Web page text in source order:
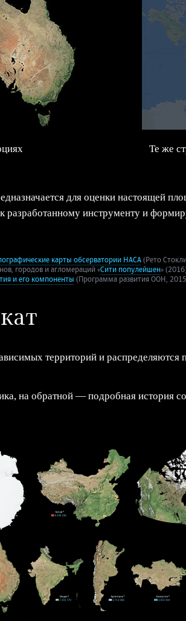
Те же
для оценки настоящей
разработанному инструменту и
карты обсерватории НАСА(Рето
городов и агломераций «Сити популейшен»
и его компоненты (Программа развития ООН,
территорий и распределяются
на обратной — подробная история